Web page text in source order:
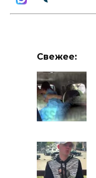
Свежее: